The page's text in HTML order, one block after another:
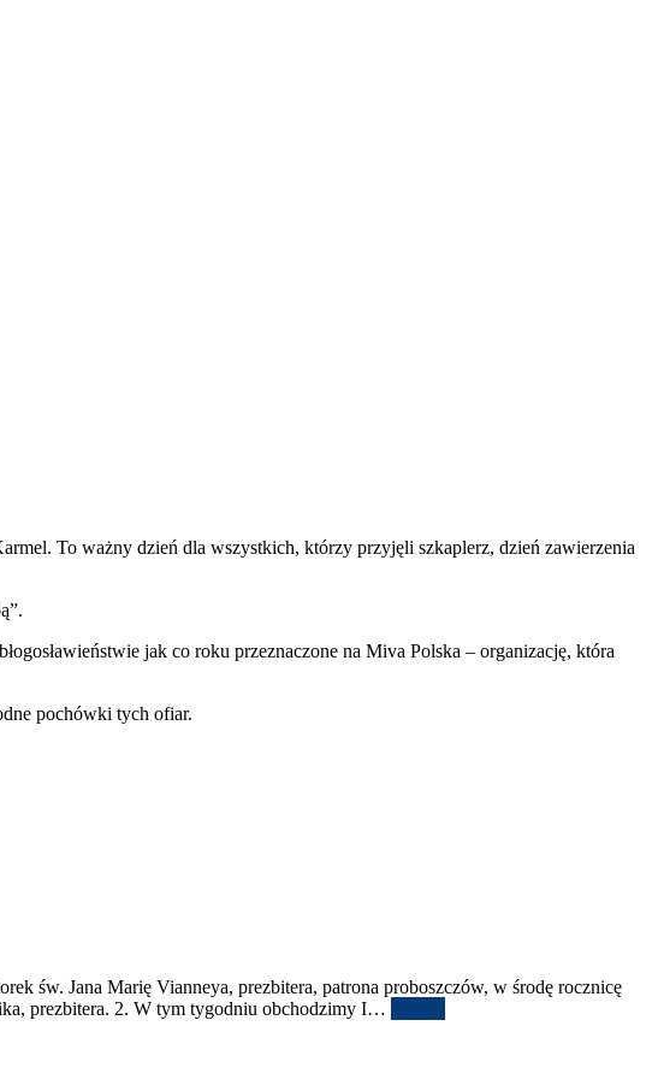
To ważny dzień dla wszys­t­kich, którzy przyjęli szkaplerz, dzień zaw­ierzenia
jak co roku przez­nac­zone na Miva Pol­ska – orga­ni­za­cję, która
pochówki tych ofiar.
św. Jana Marię Vian­neya, prezbit­era, patrona pro­boszczów, w środę rocznicę
prezbit­era. 2. W tym tygod­niu obchodz­imy I…